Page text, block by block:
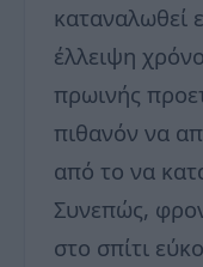
καταναλωθεί
έλλειψη
πρωινής
πιθανόν να
από το να
Συνεπώς,
στο σπίτι